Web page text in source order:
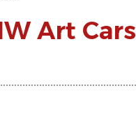
Art Cars